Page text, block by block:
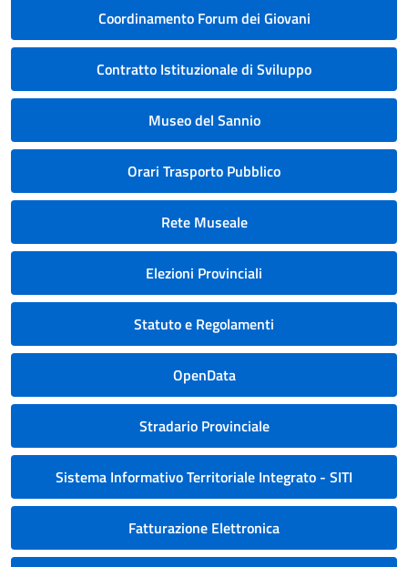
Coordinamento Forum dei Giovani
Contratto Istituzionale di Sviluppo
Museo del Sannio
Orari Trasporto Pubblico
Rete Museale
Elezioni Provinciali
Statuto e Regolamenti
OpenData
Stradario Provinciale
Sistema Informativo Territoriale Integrato - SITI
Fatturazione Elettronica